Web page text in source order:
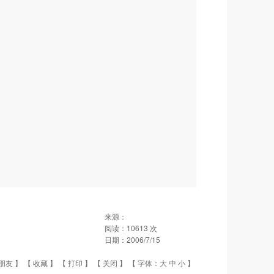
来源：
阅读： 10613 次
日期： 2006/7/15
友 】 【 收藏 】 【 打印 】 【 关闭 】 【 字体： 大中 小 】